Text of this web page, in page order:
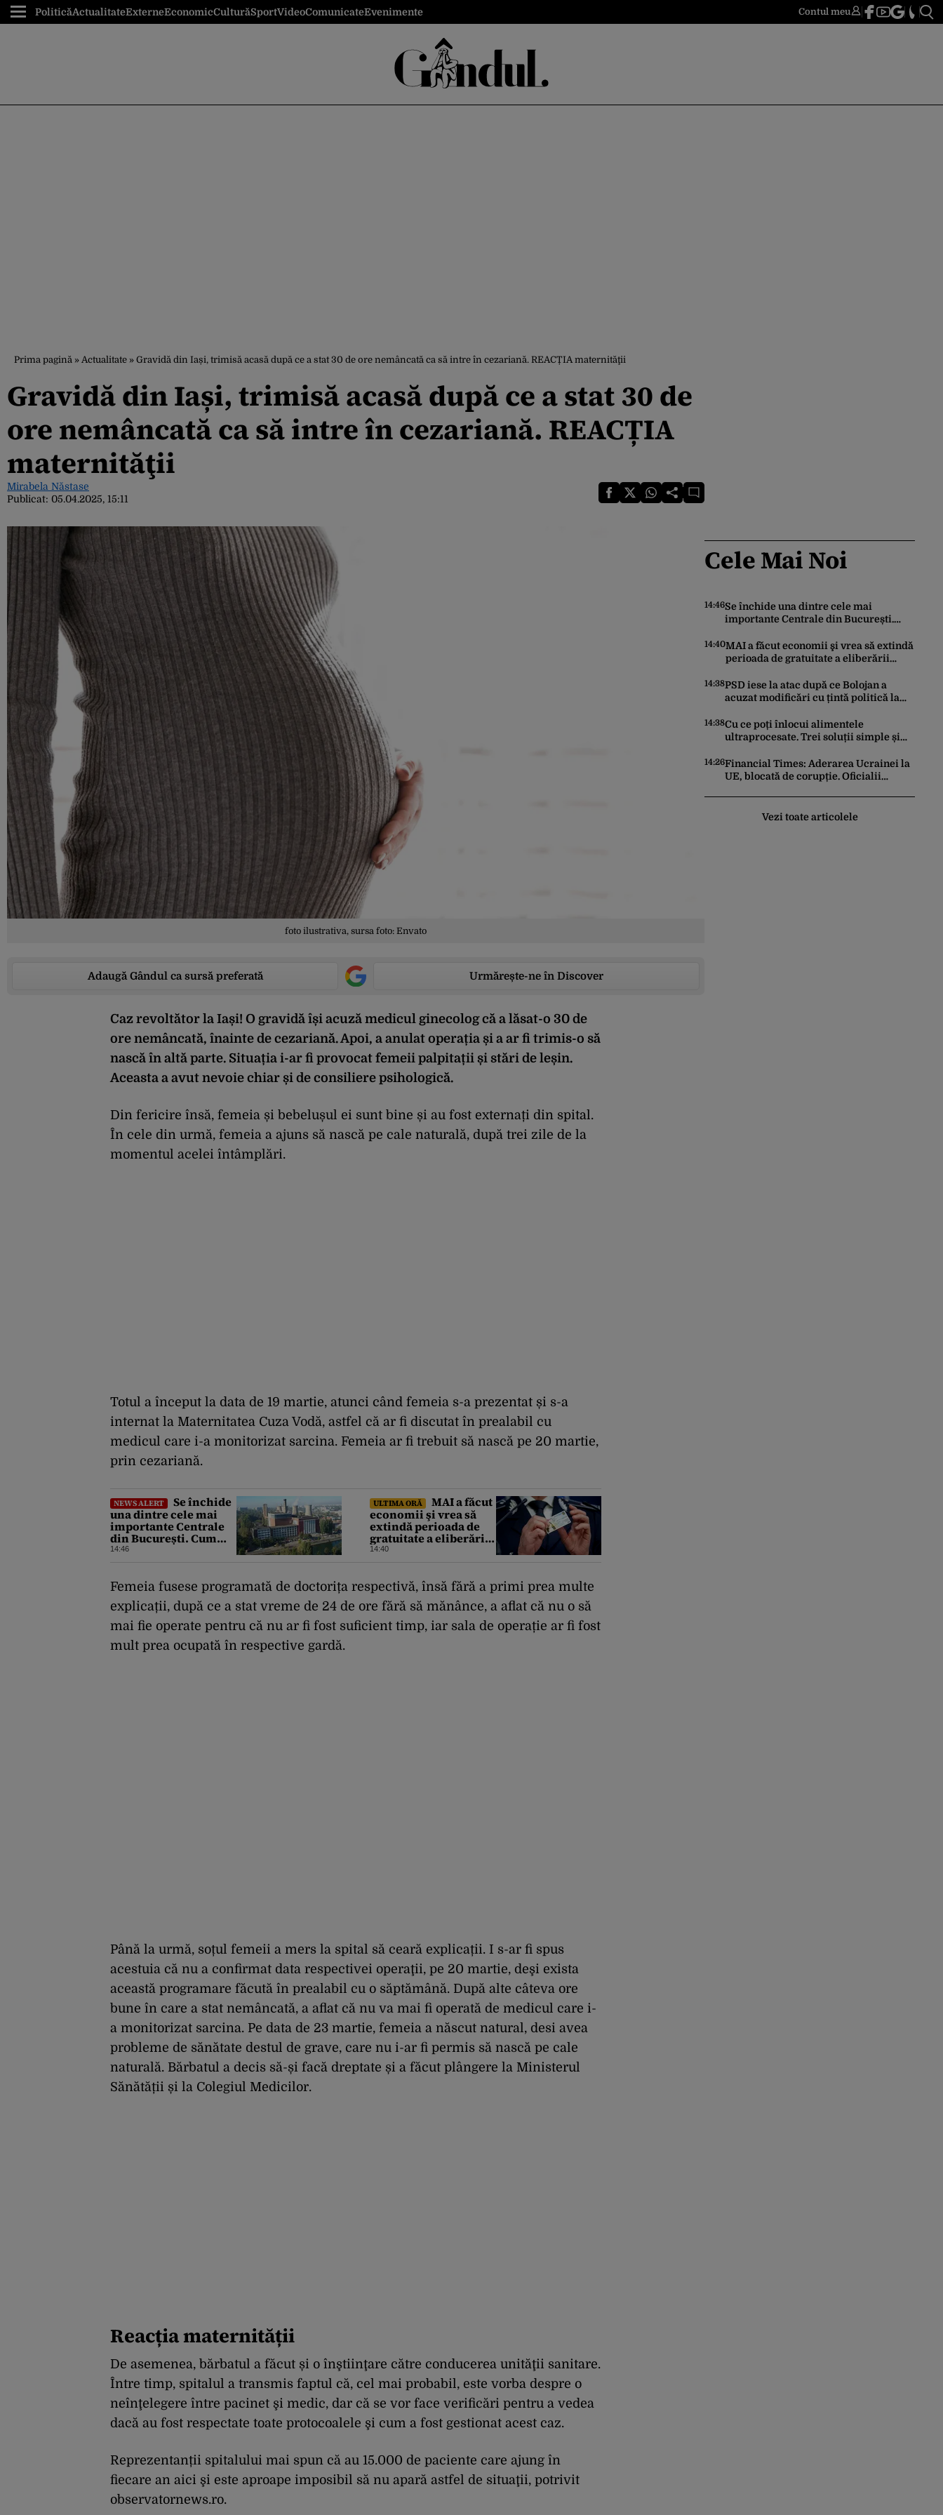
PoliticăActualitateExterneEconomicCulturăSportVideoComunicateEvenimente Contul meu
Prima pagină » Actualitate » Gravidă din Iași, trimisă acasă după ce a stat 30 de ore nemâncată ca să intre în cezariană. REACȚIA maternităţii
Gravidă din Iași, trimisă acasă după ce a stat 30 de
ore nemâncată ca să intre în cezariană. REACȚIA
maternităţii
Mirabela Năstase
Publicat: 05.04.2025, 15:11
foto ilustrativa, sursa foto: Envato
Adaugă Gândul ca sursă preferată Urmărește-ne în Discover
Caz revoltător la Iași! O gravidă își acuză medicul ginecolog că a lăsat-o 30 de
ore nemâncată, înainte de cezariană. Apoi, a anulat operația și a ar fi trimis-o să
nască în altă parte. Situația i-ar fi provocat femeii palpitații și stări de leșin.
Aceasta a avut nevoie chiar și de consiliere psihologică.
Din fericire însă, femeia și bebelușul ei sunt bine și au fost externați din spital.
În cele din urmă, femeia a ajuns să nască pe cale naturală, după trei zile de la
momentul acelei întâmplări.
Totul a început la data de 19 martie, atunci când femeia s-a prezentat și s-a
internat la Maternitatea Cuza Vodă, astfel că ar fi discutat în prealabil cu
medicul care i-a monitorizat sarcina. Femeia ar fi trebuit să nască pe 20 martie,
prin cezariană.
NEWS ALERT
Se închide
una dintre cele mai
importante Centrale
din București. Cum
explică ELCEN oprirea
14:46
ULTIMA ORĂ
MAI a făcut
economii şi vrea să
extindă perioada de
gratuitate a eliberării
cărţilor electronice de
14:40
Femeia fusese programată de doctorița respectivă, însă fără a primi prea multe
explicații, după ce a stat vreme de 24 de ore fără să mănânce, a aflat că nu o să
mai fie operate pentru că nu ar fi fost suficient timp, iar sala de operație ar fi fost
mult prea ocupată în respective gardă.
Până la urmă, soțul femeii a mers la spital să ceară explicații. I s-ar fi spus
acestuia că nu a confirmat data respectivei operaţii, pe 20 martie, deşi exista
această programare făcută în prealabil cu o săptămână. După alte câteva ore
bune în care a stat nemâncată, a aflat că nu va mai fi operată de medicul care i-
a monitorizat sarcina. Pe data de 23 martie, femeia a născut natural, desi avea
probleme de sănătate destul de grave, care nu i-ar fi permis să nască pe cale
naturală. Bărbatul a decis să-și facă dreptate și a făcut plângere la Ministerul
Sănătății și la Colegiul Medicilor.
Reacția maternității
De asemenea, bărbatul a făcut și o înştiinţare către conducerea unităţii sanitare.
Între timp, spitalul a transmis faptul că, cel mai probabil, este vorba despre o
neînţelegere între pacinet şi medic, dar că se vor face verificări pentru a vedea
dacă au fost respectate toate protocoalele şi cum a fost gestionat acest caz.
Reprezentanții spitalului mai spun că au 15.000 de paciente care ajung în
fiecare an aici şi este aproape imposibil să nu apară astfel de situaţii, potrivit
observatornews.ro.
Cele Mai Noi
14:46Se închide una dintre cele mai
importante Centrale din București.
la CET Grozăvești
14:40MAI a făcut economii şi vrea să extindă
perioada de gratuitate a eliberării
14:38PSD iese la atac după ce Bolojan a
acuzat modificări cu țintă politică la
care încearcă să acopere culpa PNL-
USR
14:38Cu ce poți înlocui alimentele
ultraprocesate. Trei soluții simple și
14:26Financial Times: Aderarea Ucrainei la
UE, blocată de corupție. Oficialii
Vezi toate articolele